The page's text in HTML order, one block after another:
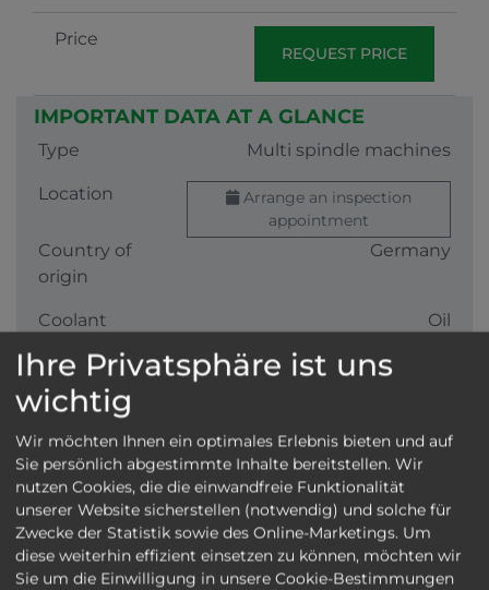
Ihre Privatsphäre ist uns
wichtig
Wir möchten Ihnen ein optimales Erlebnis bieten und auf
Sie persönlich abgestimmte Inhalte bereitstellen. Wir
nutzen Cookies, die die einwandfreie Funktionalität
unserer Website sicherstellen (notwendig) und solche für
Zwecke der Statistik sowie des Online-Marketings. Um
diese weiterhin effizient einsetzen zu können, möchten wir
Sie um die Einwilligung in unsere Cookie-Bestimmungen
Price
REQUEST PRICE
IMPORTANT DATA AT A GLANCE
Type Multi spindle machines
Location
Arrange an inspection
appointment
Country of
origin
Germany
Coolant Oil
VIB-Nr 01-29413
DESCRIPTION
The used Schütte A 36 PC CNC multi-spindle
lathe is the right choice when it comes to
economical series production of complex
precision parts. The robust PC series is designed
for hard materials and delivers ready-to-install
components for the automotive industry,